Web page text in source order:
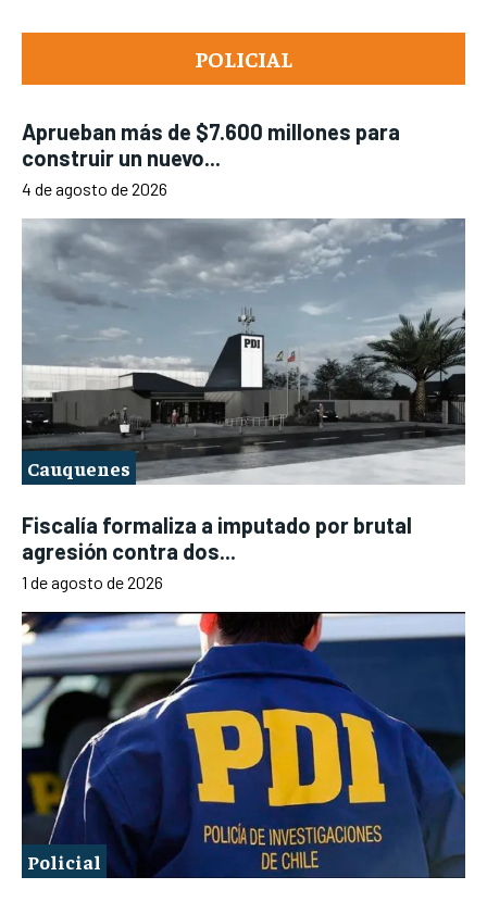
POLICIAL
Aprueban más de $7.600 millones para
construir un nuevo...
4 de agosto de 2026
Cauquenes
Fiscalía formaliza a imputado por brutal
agresión contra dos...
1 de agosto de 2026
Policial